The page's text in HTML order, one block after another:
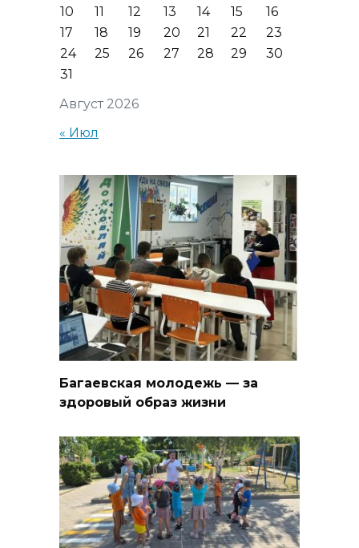
Август 2026
10
11 12 13 14 15
16
17
18 19 20 21 22
23
24
25 26 27 28 29
30
31
« Июл
Багаевская молодежь — за
здоровый образ жизни